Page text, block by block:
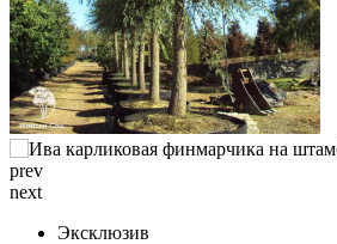
prev
next
Эксклюзив